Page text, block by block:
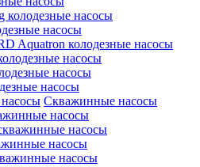
колодезные насосы
насосы
Aquatron колодезные насосы
насосы
насосы
насосы
Скважинные насосы
насосы
насосы
насосы
насосы